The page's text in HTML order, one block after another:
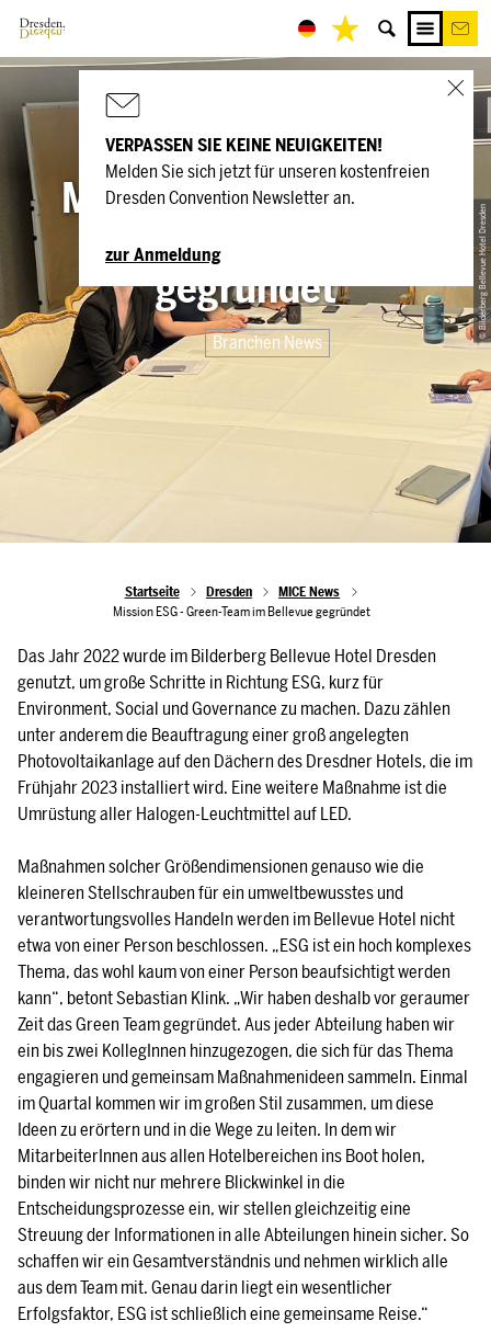
VERPASSEN SIE KEINE NEUIGKEITEN!
Melden Sie sich jetzt für unseren kostenfreien
Dresden Convention Newsletter an.
zur Anmeldung © Bilderberg Bellevue Hotel Dresden
Mission ESG - Green-
Team im Bellevue
gegründet
Branchen News
Startseite Dresden
MICE News
Mission ESG - Green-Team im Bellevue gegründet
Das Jahr 2022 wurde im Bilderberg Bellevue Hotel Dresden
genutzt, um große Schritte in Richtung ESG, kurz für
Environment, Social und Governance zu machen. Dazu zählen
unter anderem die Beauftragung einer groß angelegten
Photovoltaikanlage auf den Dächern des Dresdner Hotels, die im
Frühjahr 2023 installiert wird. Eine weitere Maßnahme ist die
Umrüstung aller Halogen-Leuchtmittel auf LED.
Maßnahmen solcher Größendimensionen genauso wie die
kleineren Stellschrauben für ein umweltbewusstes und
verantwortungsvolles Handeln werden im Bellevue Hotel nicht
etwa von einer Person beschlossen. „ESG ist ein hoch komplexes
Thema, das wohl kaum von einer Person beaufsichtigt werden
kann“, betont Sebastian Klink. „Wir haben deshalb vor geraumer
Zeit das Green Team gegründet. Aus jeder Abteilung haben wir
ein bis zwei KollegInnen hinzugezogen, die sich für das Thema
engagieren und gemeinsam Maßnahmenideen sammeln. Einmal
im Quartal kommen wir im großen Stil zusammen, um diese
Ideen zu erörtern und in die Wege zu leiten. In dem wir
MitarbeiterInnen aus allen Hotelbereichen ins Boot holen,
binden wir nicht nur mehrere Blickwinkel in die
Entscheidungsprozesse ein, wir stellen gleichzeitig eine
Streuung der Informationen in alle Abteilungen hinein sicher. So
schaffen wir ein Gesamtverständnis und nehmen wirklich alle
aus dem Team mit. Genau darin liegt ein wesentlicher
Erfolgsfaktor, ESG ist schließlich eine gemeinsame Reise.“